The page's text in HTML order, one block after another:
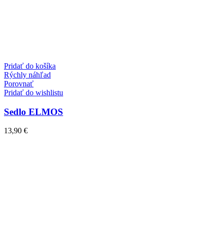
Pridať do košíka
Rýchly náhľad
Porovnať
Pridať do wishlistu
Sedlo ELMOS
13,90 €